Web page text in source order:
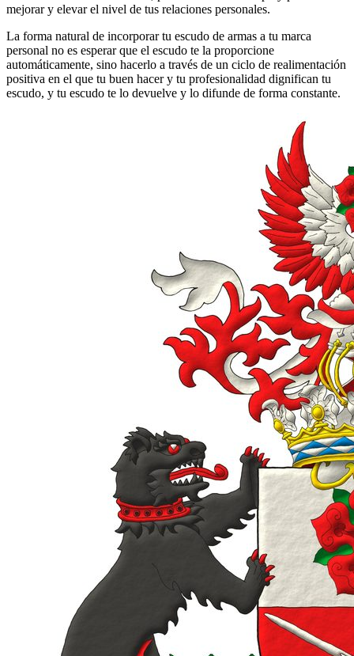
mejorar y elevar el nivel de tus relaciones personales.
La forma natural de incorporar tu escudo de armas a tu marca
personal no es esperar que el escudo te la proporcione
automáticamente, sino hacerlo a través de un ciclo de realimentación
positiva en el que tu buen hacer y tu profesionalidad dignifican tu
escudo, y tu escudo te lo devuelve y lo difunde de forma constante.